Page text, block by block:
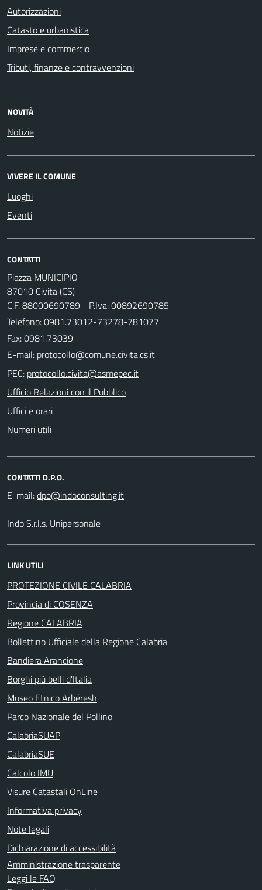
Autorizzazioni
Catasto e urbanistica
Imprese e commercio
Tributi, finanze e contravvenzioni
NOVITÀ
Notizie
VIVERE IL COMUNE
Luoghi
Eventi
CONTATTI
Piazza MUNICIPIO
87010 Civita (CS)
C.F. 88000690789 - P.Iva: 00892690785
Telefono:0981.73012-73278-781077
Fax: 0981.73039
E-mail:
PEC:
Ufficio Relazioni con il Pubblico
Uffici e orari
Numeri utili
CONTATTI D.P.O.
E-mail:
Indo S.r.l.s. Unipersonale
LINK UTILI
PROTEZIONE CIVILE CALABRIA
Provincia di COSENZA
Regione CALABRIA
Bollettino Ufficiale della Regione Calabria
Bandiera Arancione
Borghi più belli d'Italia
Museo Etnico Arbëresh
Parco Nazionale del Pollino
CalabriaSUAP
CalabriaSUE
Calcolo IMU
Visure Catastali OnLine
Informativa privacy
Note legali
Dichiarazione di accessibilità
Amministrazione trasparente
Leggi le FAQ